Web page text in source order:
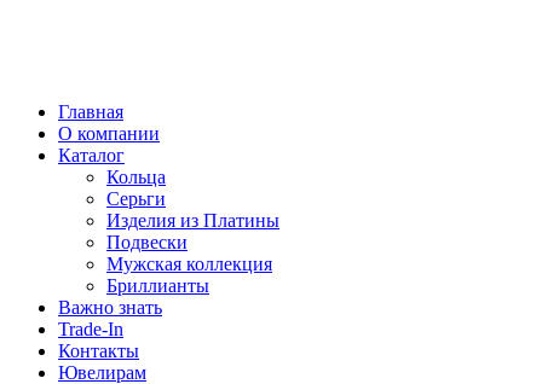
Главная
О компании
Каталог
Кольца
Серьги
Изделия из Платины
Подвески
Мужская коллекция
Бриллианты
Важно знать
Trade-In
Контакты
Ювелирам